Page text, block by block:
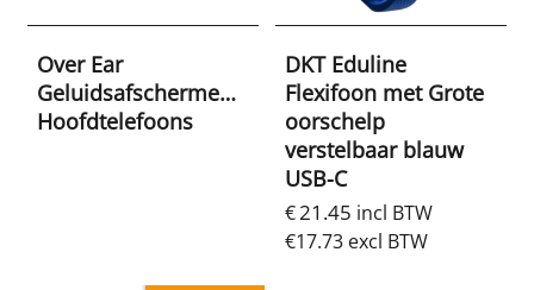
Over Ear
Geluidsafschermende
Hoofdtelefoons
DKT Eduline
Flexifoon met Grote
oorschelp
verstelbaar blauw
USB-C
€21.45 incl BTW
€17.73 excl BTW